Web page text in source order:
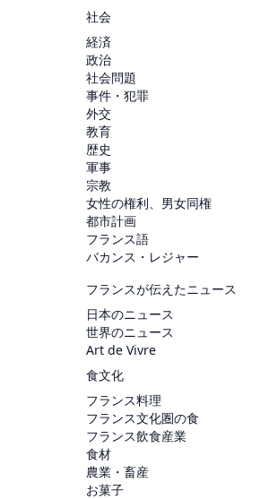
社会
経済
政治
社会問題
事件・犯罪
外交
教育
歴史
軍事
宗教
女性の権利、男女同権
都市計画
フランス語
バカンス・レジャー
フランスが伝えたニュース
日本のニュース
世界のニュース
Art de Vivre
食文化
フランス料理
フランス文化圏の食
フランス飲食産業
食材
農業・畜産
お菓子